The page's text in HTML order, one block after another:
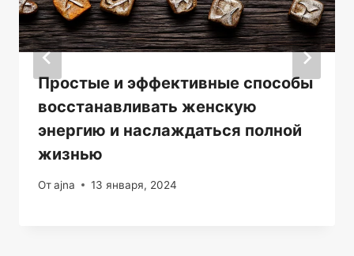
Простые и эффективные способы
восстанавливать женскую
энергию и наслаждаться полной
жизнью
Отajna 13 января, 2024